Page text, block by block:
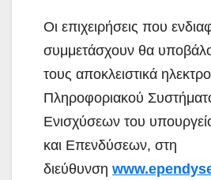
Οι επιχειρήσεις που
συμμετάσχουν θα
τους αποκλειστικά
Πληροφοριακού
Ενισχύσεων του
και Επενδύσεων, στη
διεύθυνση